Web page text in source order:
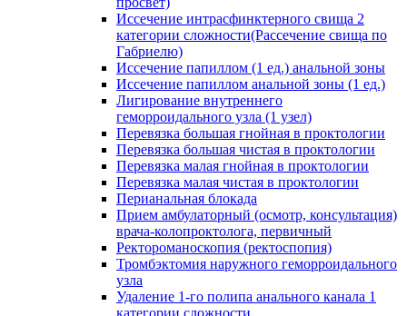
Иссечение интрасфинктерного свища 2
категории сложности(Рассечение свища по
Габриелю)
Иссечение папиллом (1 ед.) анальной зоны
Иссечение папиллом анальной зоны (1 ед.)
Лигирование внутреннего
геморроидального узла (1 узел)
Перевязка большая гнойная в проктологии
Перевязка большая чистая в проктологии
Перевязка малая гнойная в проктологии
Перевязка малая чистая в проктологии
Перианальная блокада
Прием амбулаторный (осмотр, консультация)
врача-колопроктолога, первичный
Ректороманоскопия (ректоспопия)
Тромбэктомия наружного геморроидального
узла
Удаление 1-го полипа анального канала 1
категории сложности